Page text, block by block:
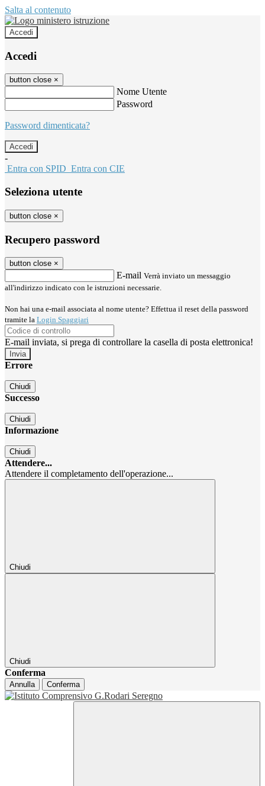
Salta al contenuto
Accedi
Accedi
button close ×
Nome Utente
Password
Password dimenticata?
-
Entra con SPID Entra con CIE
Seleziona utente
button close ×
Recupero password
button close ×
E-mail Verrà inviato un messaggio
all'indirizzo indicato con le istruzioni necessarie.
Non hai una e-mail associata al nome utente? Effettua il reset della password
tramite la Login Spaggiari
E-mail inviata, si prega di controllare la casella di posta elettronica!
Errore
Chiudi
Successo
Chiudi
Informazione
Chiudi
Attendere...
Attendere il completamento dell'operazione...
Chiudi
Chiudi
Conferma
Annulla Conferma